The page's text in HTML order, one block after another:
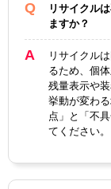
リサイクル
ますか？
リサイクル
るため、個
残量表示や
挙動が変わ
点」と「不
てください。